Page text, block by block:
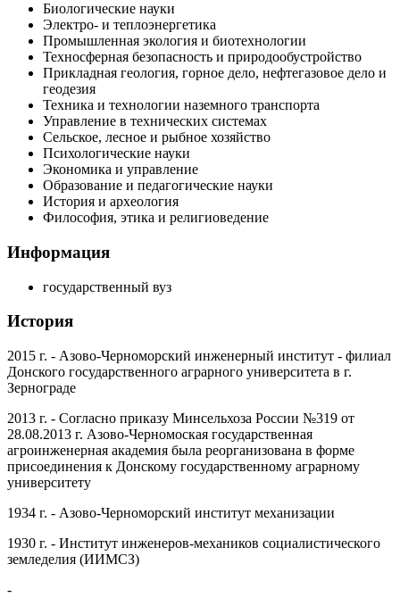
Биологические науки
Электро- и теплоэнергетика
Промышленная экология и биотехнологии
Техносферная безопасность и природообустройство
Прикладная геология, горное дело, нефтегазовое дело и
геодезия
Техника и технологии наземного транспорта
Управление в технических системах
Сельское, лесное и рыбное хозяйство
Психологические науки
Экономика и управление
Образование и педагогические науки
История и археология
Философия, этика и религиоведение
Информация
государственный вуз
История
2015 г. - Азово-Черноморский инженерный институт - филиал
Донского государственного аграрного университета в г.
Зернограде
2013 г. - Согласно приказу Минсельхоза России №319 от
28.08.2013 г. Азово-Черномоская государственная
агроинженерная академия была реорганизована в форме
присоединения к Донскому государственному аграрному
университету
1934 г. - Азово-Черноморский институт механизации
1930 г. - Институт инженеров-механиков социалистического
земледелия (ИИМСЗ)
-